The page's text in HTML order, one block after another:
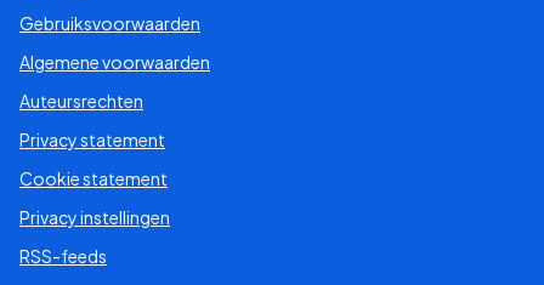
Kia
Lamborghini
Land Rover
Gebruiksvoorwaarden
Algemene voorwaarden
Auteursrechten
Privacy statement
Cookie statement
Privacy instellingen
RSS-feeds